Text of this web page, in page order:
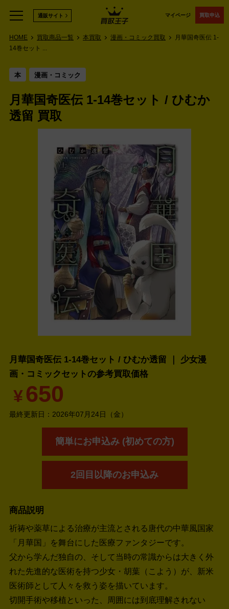
マイページ 買取申込
通販サイト
HOME 買取商品一覧 本買取 漫画・コミック買取
月華国奇医伝 1-
14巻セット ...
本 漫画・コミック
月華国奇医伝 1-14巻セット / ひむか
透留 買取
月華国奇医伝 1-14巻セット / ひむか透留 ｜ 少女漫
画・コミックセットの参考買取価格
¥650
最終更新日： 2026年07月24日（金）
簡単にお申込み (初めての方)
2回目以降のお申込み
商品説明
祈祷や薬草による治療が主流とされる唐代の中華風国家
「月華国」を舞台にした医療ファンタジーです。
父から学んだ独自の、そして当時の常識からは大きく外
れた先進的な医術を持つ少女・胡葉（こよう）が、新米
医術師として人々を救う姿を描いています。
切開手術や移植といった、周囲には到底理解されない